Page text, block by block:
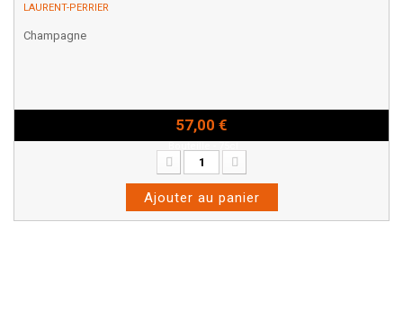
LAURENT-PERRIER
Champagne
57,00 €
Ajouter au panier